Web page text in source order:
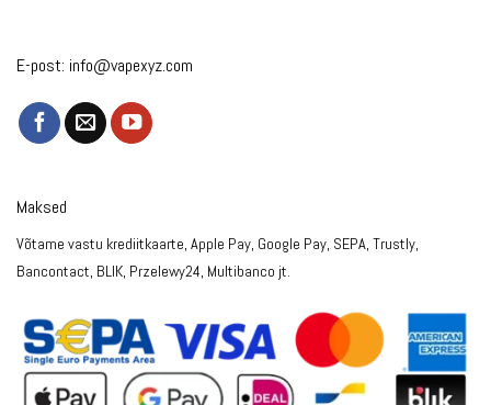
E-post: info@vapexyz.com
Maksed
Võtame vastu krediitkaarte, Apple Pay, Google Pay, SEPA, Trustly,
Bancontact, BLIK, Przelewy24, Multibanco jt.